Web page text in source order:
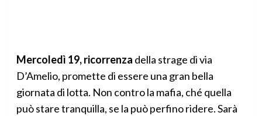
Mercoledì 19, ricorrenza della strage di via
D’Amelio, promette di essere una gran bella
giornata di lotta. Non contro la mafia, ché quella
può stare tranquilla, se la può perfino ridere. Sarà